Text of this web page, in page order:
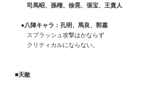
司馬昭、孫権、徐晃、張宝、王貴人
●八陣キャラ：孔明、馬良、郭嘉
スプラッシュ攻撃はかならず
クリティカルにならない。
■天敵